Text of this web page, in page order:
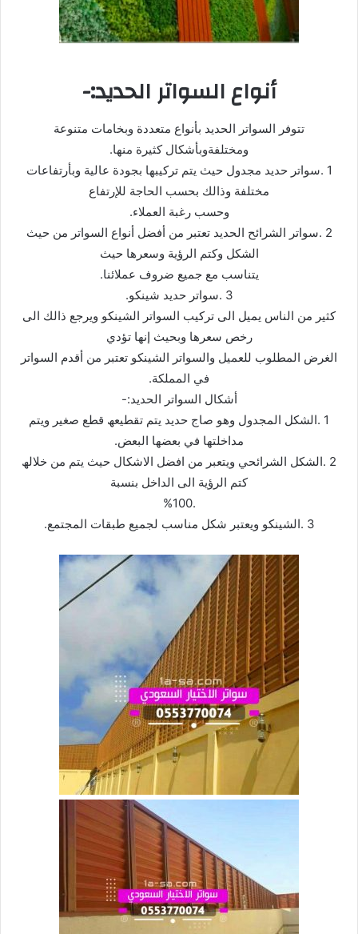
أنواع السواتر الحدید:-
تتوفر السواتر الحدید بأنواع متعددة وبخامات متنوعة
ومختلفةوبأشكال كثیرة منھا.
1 .سواتر حدید مجدول حیث یتم تركیبھا بجودة عالیة وبأرتفاعات
مختلفة وذالك بحسب الحاجة للإرتفاع
وحسب رغبة العملاء.
2 .سواتر الشرائح الحدید تعتبر من أفضل أنواع السواتر من حیث
الشكل وكتم الرؤیة وسعرھا حیث
یتناسب مع جمیع ضروف عملائنا.
3 .سواتر حدید شینكو.
كثیر من الناس یمیل الى تركیب السواتر الشینكو ویرجع ذالك الى
رخص سعرھا وبحیث إنھا تؤدي
الغرض المطلوب للعمیل والسواتر الشینكو تعتبر من أقدم السواتر
في المملكة.
أشكال السواتر الحدید:-
1 .الشكل المجدول وھو صاج حدید یتم تقطیعھ قطع صغیر ویتم
مداخلتھا في بعضھا البعض.
2 .الشكل الشرائحي ویتعبر من افضل الاشكال حیث یتم من خلالھ
كتم الرؤیة الى الداخل بنسبة
.%100
3 .الشینكو ویعتبر شكل مناسب لجمیع طبقات المجتمع.